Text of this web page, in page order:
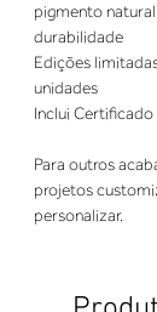
pigmento
durabilidade
Edições
unidades
Inclui
Para outros
projetos
personalizar.